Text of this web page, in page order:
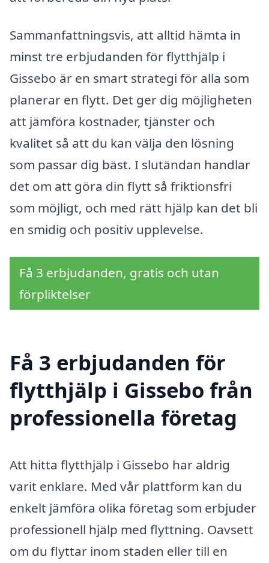
Sammanfattningsvis, att alltid hämta in
minst tre erbjudanden för flytthjälp i
Gissebo är en smart strategi för alla som
planerar en flytt. Det ger dig möjligheten
att jämföra kostnader, tjänster och
kvalitet så att du kan välja den lösning
som passar dig bäst. I slutändan handlar
det om att göra din flytt så friktionsfri
som möjligt, och med rätt hjälp kan det bli
en smidig och positiv upplevelse.
Få 3 erbjudanden, gratis och utan
förpliktelser
Få 3 erbjudanden för
flytthjälp i Gissebo från
professionella företag
Att hitta flytthjälp i Gissebo har aldrig
varit enklare. Med vår plattform kan du
enkelt jämföra olika företag som erbjuder
professionell hjälp med flyttning. Oavsett
om du flyttar inom staden eller till en